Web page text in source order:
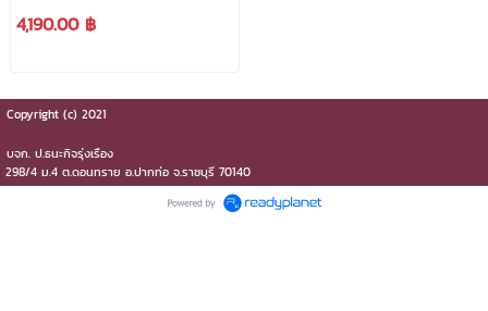
19HP ***สามารถออกใบ
กำ5กับภาษีได้***
4,190.00 ฿
Copyright (c) 2021
บจก.​ ป.ธนะกิจรุ่งเรือง
298/4 ม.4 ต.ดอนทราย​ อ.ปากท่อ​ จ.ราชบุรี​ 70140